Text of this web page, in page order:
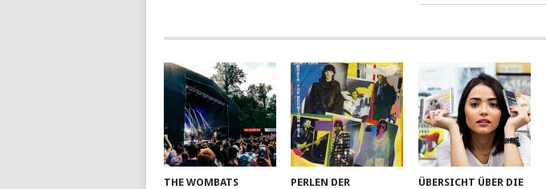
THE WOMBATS PERLEN DER ÜBERSICHT ÜBER DIE